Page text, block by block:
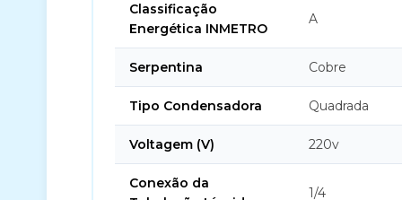
Classificação
Energética INMETRO
A
Serpentina Cobre
Tipo Condensadora Quadrada
Voltagem (V) 220v
Conexão da
1/4